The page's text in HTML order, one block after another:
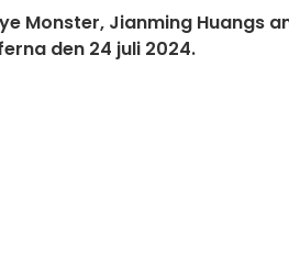
Monster, Jianming Huangs
den 24 juli 2024.